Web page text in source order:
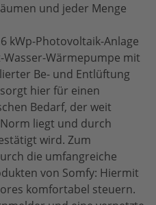
und jeder Menge
kWp-Photovoltaik-Anlage
Wärmepumpe mit
Be- und Entlüftung
hier für einen
Bedarf, der weit
liegt und durch
wird. Zum
die umfangreiche
von Somfy: Hiermit
komfortabel steuern.